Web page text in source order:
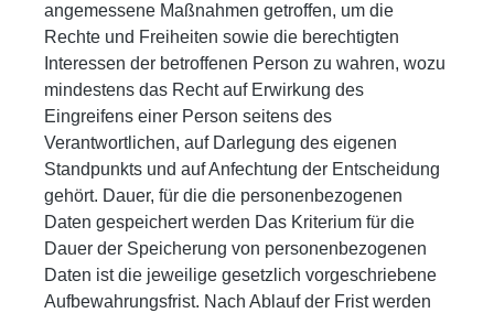
angemessene Maßnahmen getroffen, um die
Rechte und Freiheiten sowie die berechtigten
Interessen der betroffenen Person zu wahren, wozu
mindestens das Recht auf Erwirkung des
Eingreifens einer Person seitens des
Verantwortlichen, auf Darlegung des eigenen
Standpunkts und auf Anfechtung der Entscheidung
gehört. Dauer, für die die personenbezogenen
Daten gespeichert werden Das Kriterium für die
Dauer der Speicherung von personenbezogenen
Daten ist die jeweilige gesetzlich vorgeschriebene
Aufbewahrungsfrist. Nach Ablauf der Frist werden